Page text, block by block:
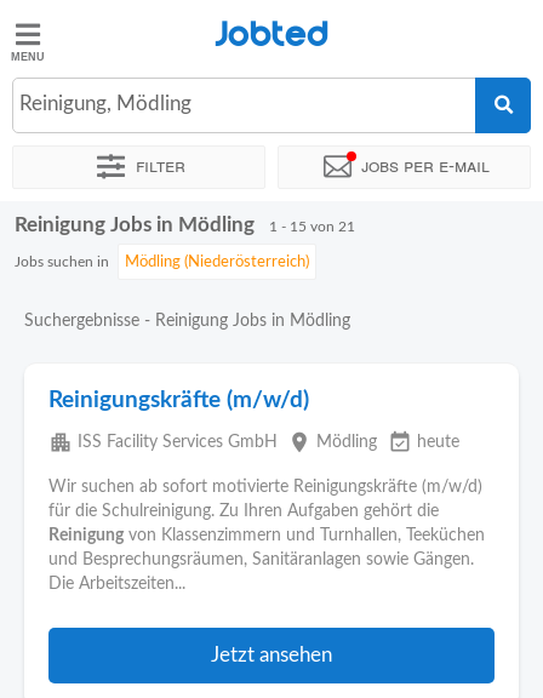
Jobted
Jobs
Jobted
Reinigung, Mödling
Filter Jobs per e-mail
Sortieren nach Genauer Standort Unternehmen
Reinigung Jobs in Mödling 1 - 15 von 21
Jobs suchen in
Suchergebnisse - Reinigung Jobs in Mödling
Reinigungskräfte (m/w/d)
apartment ISS Facility Services GmbH place Mödling event_available heute
Wir suchen ab sofort motivierte Reinigungskräfte (m/w/d)
für die Schulreinigung. Zu Ihren Aufgaben gehört die
Reinigung von Klassenzimmern und Turnhallen, Teeküchen
und Besprechungsräumen, Sanitäranlagen sowie Gängen.
Die Arbeitszeiten...
Jetzt ansehen